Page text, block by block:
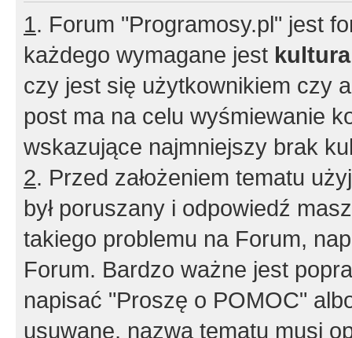
1. Forum "Programosy.pl" jest
każdego wymagane jest
czy jest się użytkownikiem czy
post ma na celu wyśmiewanie
wskazujące najmniejszy brak
2. Przed założeniem tematu
był poruszany i odpowiedź
takiego problemu na Forum,
Forum. Bardzo ważne jest
napisać "Proszę o POMOC"
usuwane, nazwa tematu musi